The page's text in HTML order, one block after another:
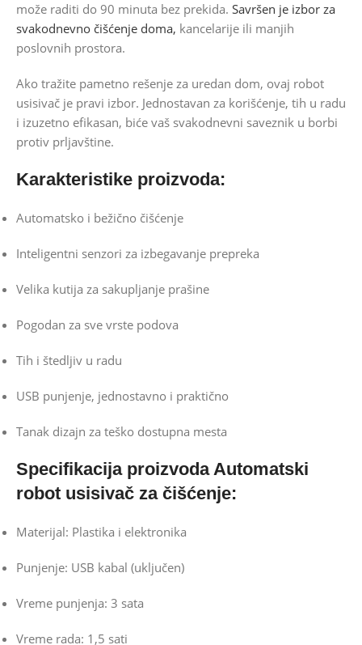
može raditi do 90 minuta bez prekida. Savršen je izbor za
svakodnevno čišćenje doma, kancelarije ili manjih
poslovnih prostora.
Ako tražite pametno rešenje za uredan dom, ovaj robot
usisivač je pravi izbor. Jednostavan za korišćenje, tih u radu
i izuzetno efikasan, biće vaš svakodnevni saveznik u borbi
protiv prljavštine.
Karakteristike proizvoda:
Automatsko i bežično čišćenje
Inteligentni senzori za izbegavanje prepreka
Velika kutija za sakupljanje prašine
Pogodan za sve vrste podova
Tih i štedljiv u radu
USB punjenje, jednostavno i praktično
Tanak dizajn za teško dostupna mesta
Specifikacija proizvoda Automatski
robot usisivač za čišćenje:
Materijal: Plastika i elektronika
Punjenje: USB kabal (uključen)
Vreme punjenja: 3 sata
Vreme rada: 1,5 sati